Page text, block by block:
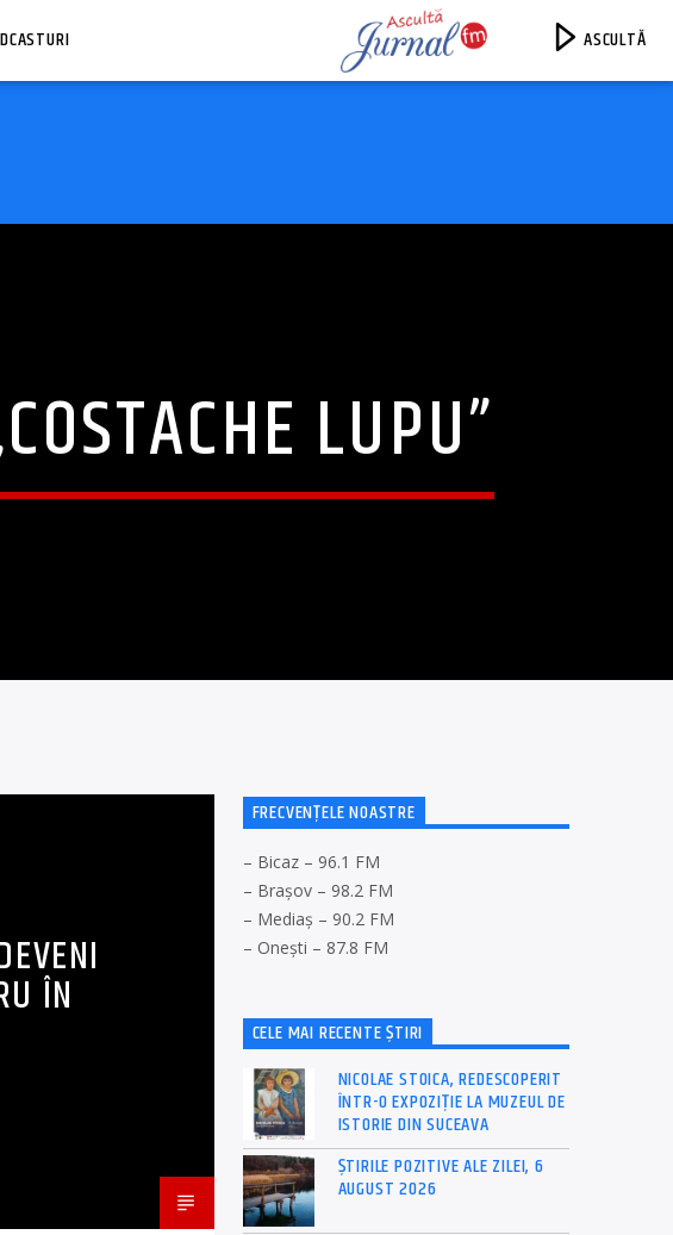
ASCULTĂ
LUPU”
ÎN
FRECVENȚELE NOASTRE
– Bicaz – 96.1 FM
– Brașov – 98.2 FM
– Mediaș – 90.2 FM
– Onești – 87.8 FM
CELE MAI RECENTE ȘTIRI
NICOLAE STOICA, REDESCOPERIT
ÎNTR-O EXPOZIȚIE LA MUZEUL DE
ISTORIE DIN SUCEAVA
ȘTIRILE POZITIVE ALE ZILEI, 6
AUGUST 2026